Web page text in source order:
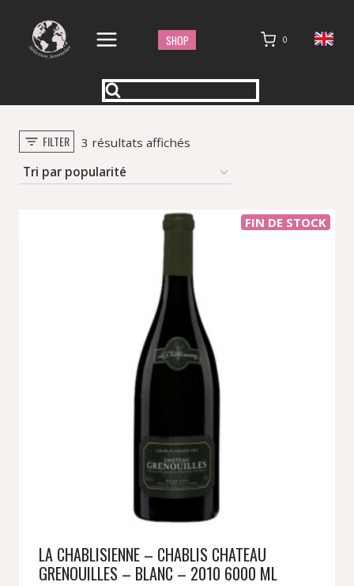
contenu
SHOP 0
FILTER 3 résultats affichésTrié
popularité
FIN DE STOCK
LA CHABLISIENNE – CHABLIS CHATEAU
GRENOUILLES – BLANC – 2010 6000 ML